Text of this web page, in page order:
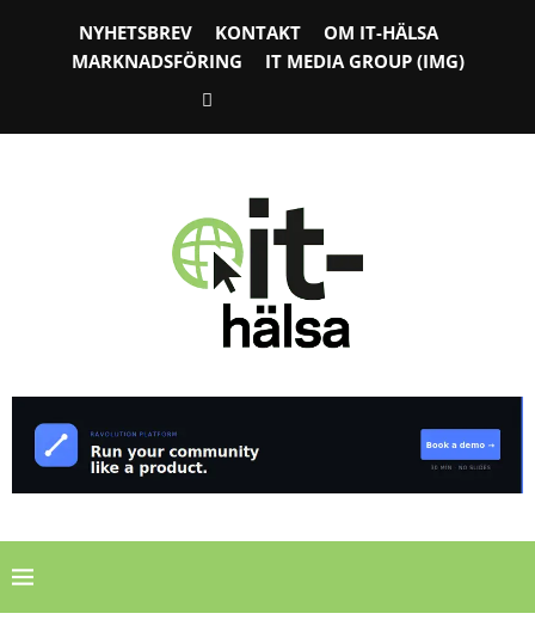
NYHETSBREV KONTAKT
OM IT-HÄLSA
MARKNADSFÖRING
IT MEDIA GROUP (IMG)